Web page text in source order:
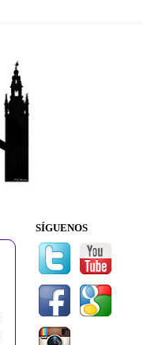
SÍGUENOS